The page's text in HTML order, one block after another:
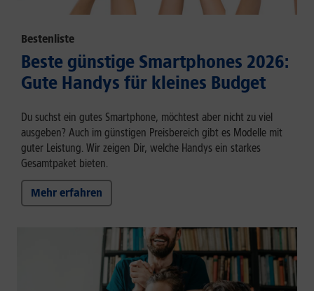
Bestenliste
Beste günstige Smartphones 2026:
Gute Handys für kleines Budget
Du suchst ein gutes Smartphone, möchtest aber nicht zu viel
ausgeben? Auch im günstigen Preisbereich gibt es Modelle mit
guter Leistung. Wir zeigen Dir, welche Handys ein starkes
Gesamtpaket bieten.
Mehr erfahren